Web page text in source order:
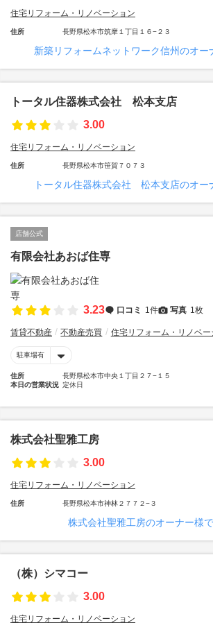
住宅リフォーム・リノベーション
住所 長野県松本市筑摩１丁目１６−２３
新築リフォームネットワーク信州のオー
トータル住器株式会社 松本支店
3.00
住宅リフォーム・リノベーション
住所 長野県松本市笹賀７０７３
トータル住器株式会社 松本支店のオー
店舗公式
有限会社あおば住専
3.23 口コミ 1件 写真 1枚
賃貸不動産 不動産売買 住宅リフォーム・リノベー
駐車場有
住所
長野県松本市中央１丁目２７−１５
本日の営業状況 定休日
株式会社聖雅工房
3.00
住宅リフォーム・リノベーション
住所 長野県松本市神林２７７２−３
株式会社聖雅工房のオーナー様
（株）シマコー
3.00
住宅リフォーム・リノベーション